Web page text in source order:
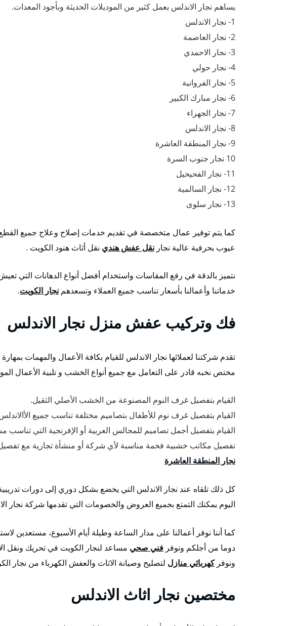
يساهم نجار الاندلس بعمل كثير من الموديلات الحديثة وبأجود المعدات.
1- نجار الاندلس
2- نجار العاصمة
3- نجار الاحمدي
4- نجار حولي
5- نجار الفروانية
6- نجار مبارك الكبير
7- نجار الجهراء
8- نجار الاندلس
9- نجار المنطقة العاشرة
10 نجار جنوب السرة
11- نجار الفحيحيل
12- نجار السالمية
13- نجار سلوى
كما يتم توفير عمال متخصصة في تقديم خدمات إصلاح وعلاج جميع
عيوب بحرفية عالية نجار نقل عفش هندي نقل أثاث هنود الكويت .
نتميز بالدقة في رفع المقاسات واستخدام أفضل أنواع الدهانات التي
خدماتنا وأعمالنا بأسعار تناسب جميع العملاء وتسعدهم نجار الكويت.
فك وتركيب عفش منزل نجار الاندلس
تقدم شركتنا لعملائها نجار الاندلس للقيام بكافة الأعمال والمهمات
مختص نخبه قادر على التعامل مع جميع أنواع الخشب و تلبية الأعمال
القيام بتفصيل غرف النوم المصنوعة من الخشب الأصلي الثقيل.
القيام بتفصيل غرف نوم للأطفال بتصاميم مختلفة تناسب جميع
القيام بتفصيل أجمل تصاميم للمجالس العربية أو الإفرنجية التي
تفصيل مكاتب خشبية فخمة مناسبة لأي شركة أو منشأة تجارية مع
نجار المنطقة العاشرة
كل ذلك تلقاه عند نجار الاندلس التي يخضع بشكل دوري إلى دورات
اليوم يمكنك التمتع بجميع العروض والخصومات التي تقدمها شركة نجار
كما أننا نوفر أعمالنا على مدار الساعة وطيلة أيام الأسبوع، مستعدين
دوما من أجلكم ونوفر فني صحي مساعد لنجار الكويت في تحريك ونقل
ونوفركهربائي منازل لتصليح وصيانة الاثاث والعفش الكهرباء من نجار
مختصين نجار اثاث الاندلس